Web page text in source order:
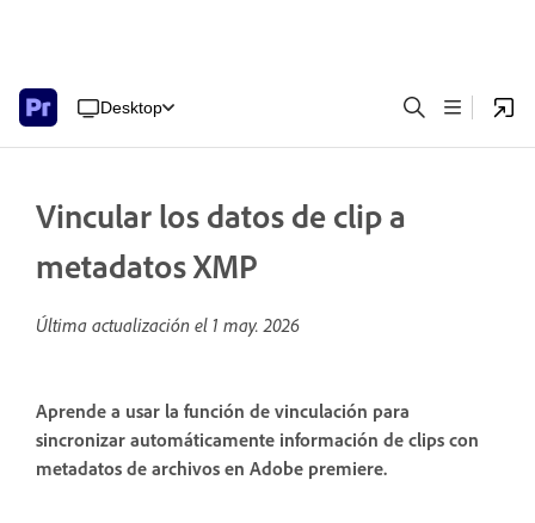
Desktop
Vincular los datos de clip a
metadatos XMP
Última actualización el 1 may. 2026
Aprende a usar la función de vinculación para
sincronizar automáticamente información de clips con
metadatos de archivos en Adobe premiere.